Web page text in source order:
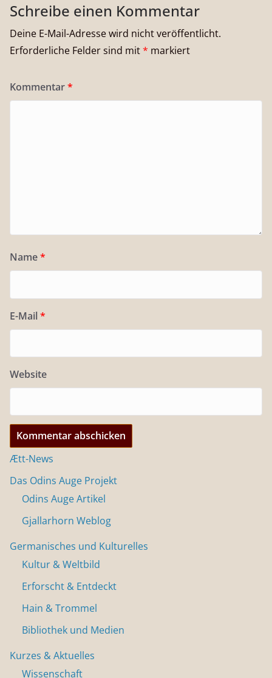
Schreibe einen Kommentar
Deine E-Mail-Adresse wird nicht veröffentlicht.
Erforderliche Felder sind mit* markiert
Kommentar*
Name*
E-Mail *
Website
Ætt-News
Das Odins Auge Projekt
Odins Auge Artikel
Gjallarhorn Weblog
Germanisches und Kulturelles
Kultur & Weltbild
Erforscht & Entdeckt
Hain & Trommel
Bibliothek und Medien
Kurzes & Aktuelles
Wissenschaft